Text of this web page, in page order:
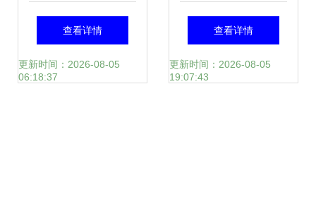
告 土地征收新进
展，涉及兰山区、
查看详情
更新时间：2026-08-05
06:18:37
废品回收预约系统
设计与实现——从
查看详情
更新时间：2026-08-05
19:07:43